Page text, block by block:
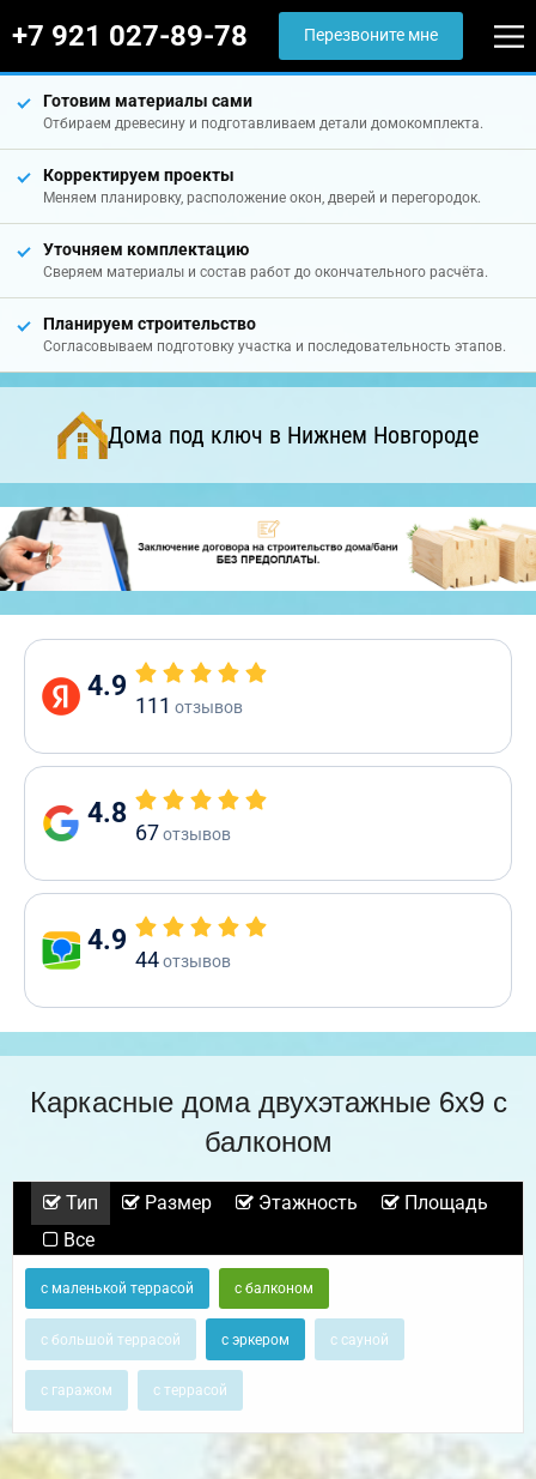
+7 921 027-89-78 Перезвоните мне
Готовим материалы сами
Отбираем древесину и подготавливаем детали домокомплекта.
Корректируем проекты
Меняем планировку, расположение окон, дверей и перегородок.
Уточняем комплектацию
Сверяем материалы и состав работ до окончательного расчёта.
Планируем строительство
Согласовываем подготовку участка и последовательность этапов.
Дома под ключ в Нижнем Новгороде
4.9
111 отзывов
4.8
67отзывов
4.9
44отзывов
Каркасные дома двухэтажные 6х9 с
балконом
Тип Размер Этажность
Площадь
Все
с маленькой террасой с балконом
с большой террасой с эркером с сауной
с гаражом с террасой